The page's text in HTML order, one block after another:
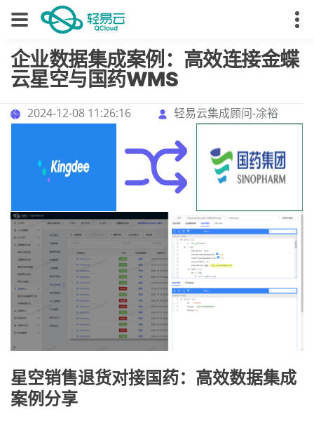
企业数据集成案例：高效连接金蝶
云星空与国药WMS
2024-12-08 11:26:16 轻易云集成顾问-凃裕
星空销售退货对接国药：高效数据集成
案例分享